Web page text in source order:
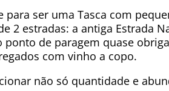
ser uma Tasca com
estradas: a antiga Estrada
de paragem quase
com vinho a copo.
não só quantidade e